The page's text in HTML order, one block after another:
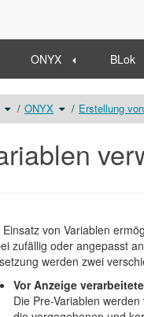
ONYX BLok
Schalte
denübergeordneten
Baum
von
um.
ONYX Schalte
denVerzeichnisbaum
unter
ONYX
Erstellung
Einsatz von Variablen
zufällig oder angepasst
werden zwei
Vor Anzeige
Die Pre-Variablen